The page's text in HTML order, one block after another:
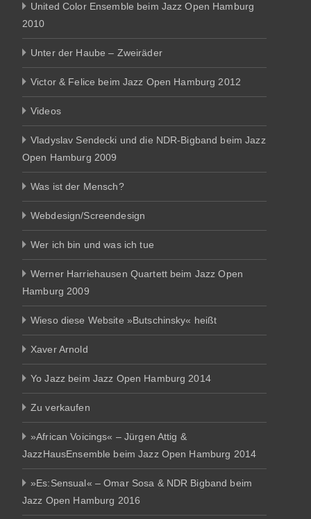
United Color Ensemble beim Jazz Open Hamburg
2010
Unter der Haube – Zweiräder
Victor & Felice beim Jazz Open Hamburg 2012
Videos
Vladyslav Sendecki und die NDR-Bigband beim Jazz
Open Hamburg 2009
Was ist der Mensch?
Webdesign/Screendesign
Wer ich bin und was ich tue
Werner Harriehausen Quartett beim Jazz Open
Hamburg 2009
Wieso diese Website »Butschinsky« heißt
Xaver Arnold
Yo Jazz beim Jazz Open Hamburg 2014
Zu verkaufen
»African Voicings« – Jürgen Attig &
JazzHausEnsemble beim Jazz Open Hamburg 2014
»Es:Sensual« – Omar Sosa & NDR Bigband beim
Jazz Open Hamburg 2016